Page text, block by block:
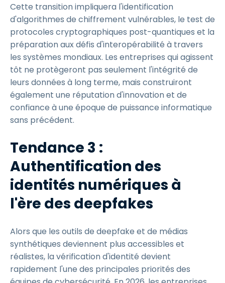
Cette transition impliquera l'identification
d'algorithmes de chiffrement vulnérables, le test de
protocoles cryptographiques post-quantiques et la
préparation aux défis d'interopérabilité à travers
les systèmes mondiaux. Les entreprises qui agissent
tôt ne protègeront pas seulement l'intégrité de
leurs données à long terme, mais construiront
également une réputation d'innovation et de
confiance à une époque de puissance informatique
sans précédent.
Tendance 3 :
Authentification des
identités numériques à
l'ère des deepfakes
Alors que les outils de deepfake et de médias
synthétiques deviennent plus accessibles et
réalistes, la vérification d'identité devient
rapidement l'une des principales priorités des